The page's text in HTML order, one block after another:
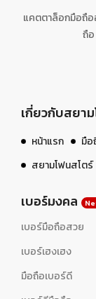
แคตตาล็อกมือถือ
ถือ
เกี่ยวกับสยา
หน้าแรก มือ
สยามโฟนสโตร์
เบอร์มงคล
เบอร์มือถือสวย
เบอร์เฮงเฮง
มือถือเบอร์ดี